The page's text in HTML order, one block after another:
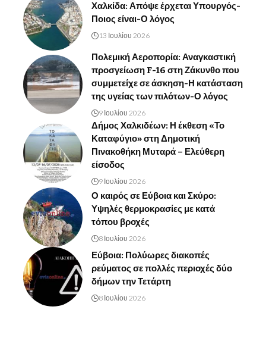
Χαλκίδα: Απόψε έρχεται Υπουργός-
Ποιος είναι-Ο λόγος
13 Ιουλίου 2026
Πολεμική Αεροπορία: Αναγκαστική
προσγείωση F-16 στη Ζάκυνθο που
συμμετείχε σε άσκηση-Η κατάσταση
της υγείας των πιλότων-Ο λόγος
9 Ιουλίου 2026
Δήμος Χαλκιδέων: Η έκθεση «Το
Καταφύγιο» στη Δημοτική
Πινακοθήκη Μυταρά – Ελεύθερη
είσοδος
9 Ιουλίου 2026
Ο καιρός σε Εύβοια και Σκύρο:
Υψηλές θερμοκρασίες με κατά
τόπου βροχές
8 Ιουλίου 2026
Εύβοια: Πολύωρες διακοπές
ρεύματος σε πολλές περιοχές δύο
δήμων την Τετάρτη
8 Ιουλίου 2026